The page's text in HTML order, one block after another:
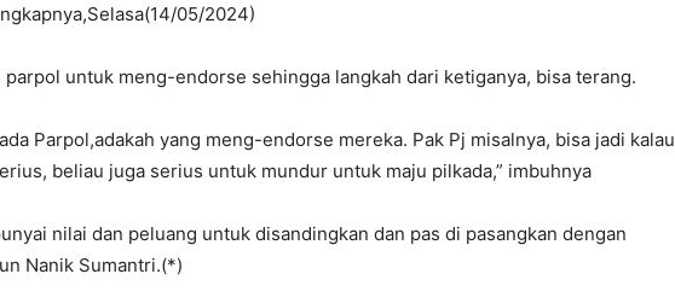
05/2024)
parpol untuk meng-endorse sehingga langkah dari ketiganya, bisa terang.
Parpol,adakah yang meng-endorse mereka. Pak Pj misalnya, bisa jadi kalau
beliau juga serius untuk mundur untuk maju pilkada,” imbuhnya
nilai dan peluang untuk disandingkan dan pas di pasangkan dengan
Nanik Sumantri.(*)